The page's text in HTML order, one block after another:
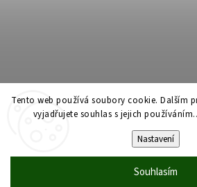
Tento web používá soubory cookie. Dalším
vyjadřujete souhlas s jejich
Nastavení
Souhlasím
Professor Onyx.